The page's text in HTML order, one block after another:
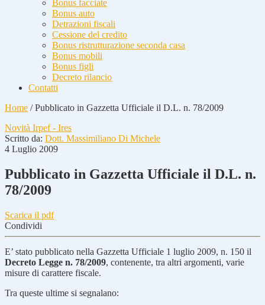
Bonus facciate
Bonus auto
Detrazioni fiscali
Cessione del credito
Bonus ristrutturazione seconda casa
Bonus mobili
Bonus figli
Decreto rilancio
Contatti
Home /Pubblicato in Gazzetta Ufficiale il D.L. n. 78/2009
Novità Irpef - Ires
Scritto da: Dott. Massimiliano Di Michele
4 Luglio 2009
Pubblicato in Gazzetta Ufficiale il D.L. n.
78/2009
Scarica il pdf
Condividi
E’ stato pubblicato nella Gazzetta Ufficiale 1 luglio 2009, n. 150 il
Decreto Legge n. 78/2009, contenente, tra altri argomenti, varie
misure di carattere fiscale.
Tra queste ultime si segnalano: